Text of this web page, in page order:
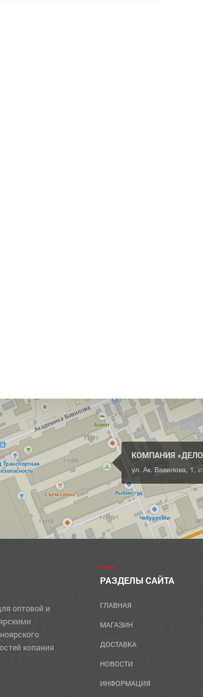
КОМПАНИЯ
ул. Ак. Вавилова, 1,
оптовой и
копания
РАЗДЕЛЫ САЙТА
ГЛАВНАЯ
МАГАЗИН
ДОСТАВКА
НОВОСТИ
ИНФОРМАЦИЯ